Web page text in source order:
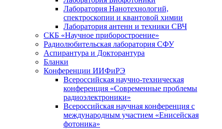
Лаборатория Нанотехнологий,
спектроскопии и квантовой химии
Лаборатория антенн и техники СВЧ
СКБ «Научное приборостроение»
Радиолюбительская лаборатория СФУ
Аспирантура и Докторантура
Бланки
Конференции ИИФиРЭ
Всероссийская научно-техническая
конференция «Современные проблемы
радиоэлектроники»
Всероссийская научная конференция с
международным участием «Енисейская
фотоника»